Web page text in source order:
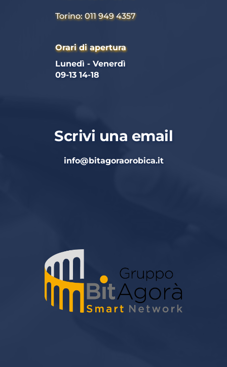
Torino: 011 949 4357
Orari di apertura
Lunedì - Venerdì
09-13 14-18
Scrivi una email
info@bitagoraorobica.it